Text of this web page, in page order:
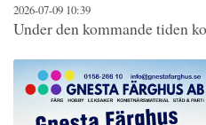
2026-07-09 10:39
Under den kommande tiden